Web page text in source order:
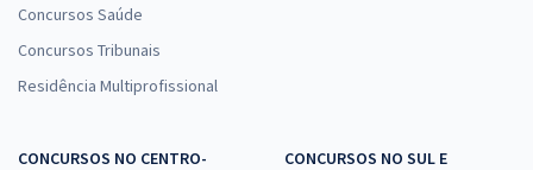
Concursos Saúde
Concursos Tribunais
Residência Multiprofissional
CONCURSOS NO CENTRO-
CONCURSOS NO SUL E